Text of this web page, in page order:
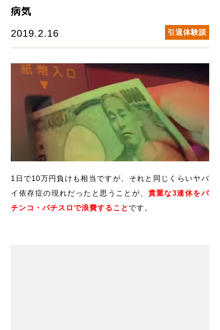
病気
2019.2.16 引退体験談
1日で10万円負けも相当ですが、それと同じくらいヤバ
イ依存症の現れだったと思うことが、 貴重な3連休をパ
チンコ・パチスロで浪費すること です。